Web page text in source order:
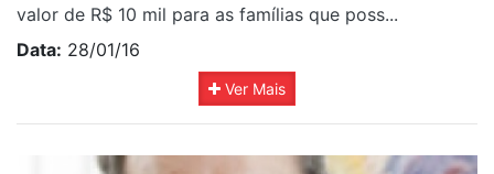
valor de R$ 10 mil para as famílias que poss...
Data: 28/01/16
Ver Mais